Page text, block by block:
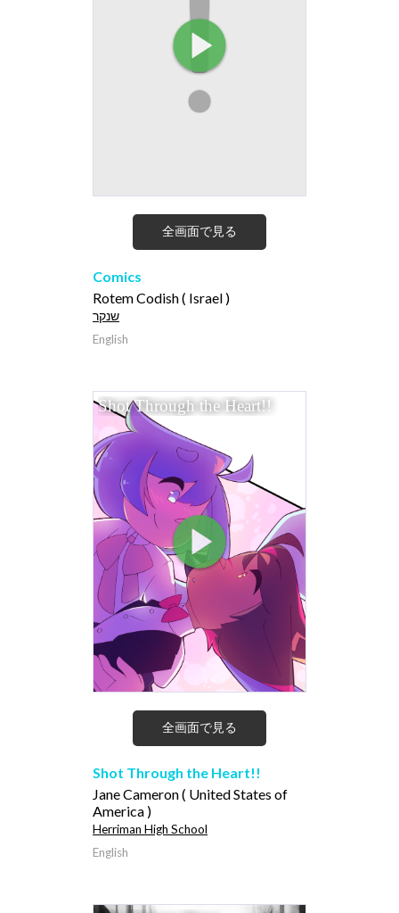
全画面で見る
Comics
Rotem Codish ( Israel )
שנקר
English
全画面で見る
Shot Through the Heart!!
Jane Cameron ( United States of
America )
Herriman High School
English